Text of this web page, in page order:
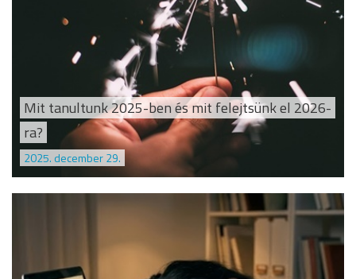
Mit tanultunk 2025-ben és mit felejtsünk el 2026-
ra?
2025. december 29.